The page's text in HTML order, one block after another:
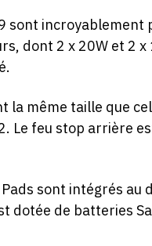
sont
dont 2 x 20W et 2 x
la même taille que
Le feu stop arrière
sont intégrés au
dotée de batteries